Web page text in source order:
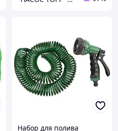
Набор для полива